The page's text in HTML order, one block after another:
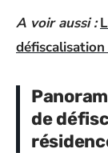
A voir aussi :
de